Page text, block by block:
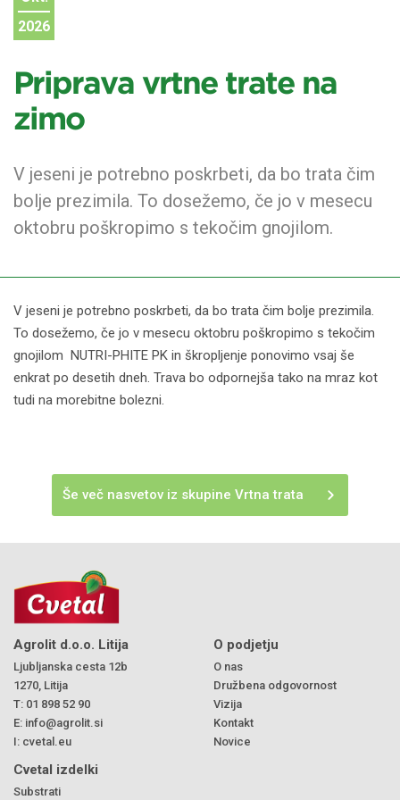
2026
Priprava vrtne trate na
zimo
V jeseni je potrebno poskrbeti, da bo trata čim
bolje prezimila. To dosežemo, če jo v mesecu
oktobru poškropimo s tekočim gnojilom.
V jeseni je potrebno poskrbeti, da bo trata čim bolje prezimila.
To dosežemo, če jo v mesecu oktobru poškropimo s tekočim
gnojilom NUTRI-PHITE PK in škropljenje ponovimo vsaj še
enkrat po desetih dneh. Trava bo odpornejša tako na mraz kot
tudi na morebitne bolezni.
Še več nasvetov iz skupine Vrtna trata
Agrolit d.o.o. Litija
Ljubljanska cesta 12b
1270, Litija
T: 01 898 52 90
E: info@agrolit.si
I: cvetal.eu
O podjetju
O nas
Družbena odgovornost
Vizija
Kontakt
Novice
Cvetal izdelki
Substrati